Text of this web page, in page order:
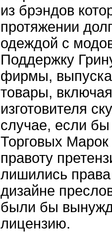
из брэндов
протяжении
одеждой с
Поддержку
фирмы,
товары,
изготовителя
случае, если бы
Торговых Марок
правоту
лишились
дизайне
были бы
лицензию.